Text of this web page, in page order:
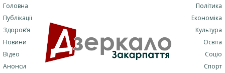
Головна
Публікації
Здоров’я
Новини
Відео
Анонси
Політика
Економіка
Культура
Освіта
Соціо
Спорт